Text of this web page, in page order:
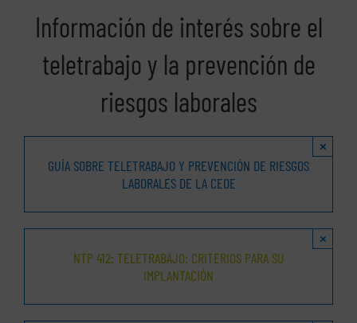
Información de interés sobre el
teletrabajo y la prevención de
riesgos laborales
GUÍA SOBRE TELETRABAJO Y PREVENCIÓN DE RIESGOS
LABORALES DE LA CEOE
×
NTP 412: TELETRABAJO: CRITERIOS PARA SU
IMPLANTACIÓN
×